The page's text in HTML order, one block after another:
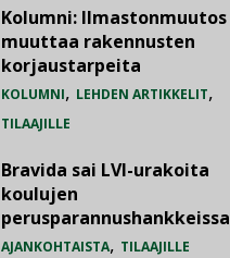
Kolumni: Ilmastonmuutos
muuttaa rakennusten
korjaustarpeita
KOLUMNI, LEHDEN ARTIKKELIT,
TILAAJILLE
Bravida sai LVI-urakoita
koulujen
perusparannushankkeissa
AJANKOHTAISTA, TILAAJILLE